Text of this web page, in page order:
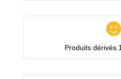

Produits dérivés